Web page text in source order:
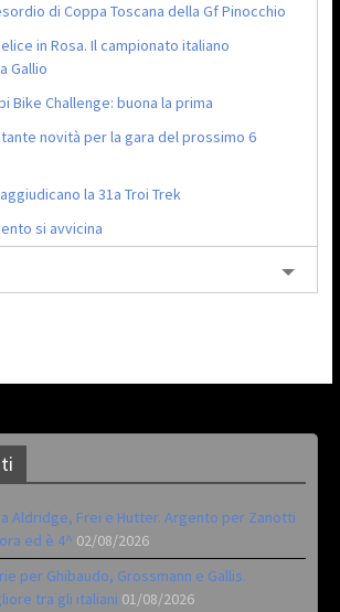
di Coppa Toscana della Gf Pinocchio
in Rosa. Il campionato italiano
Gallio
Bike Challenge: buona la prima
novità per la gara del prossimo 6
la 31a Troi Trek
si avvicina
Aldridge, Frei e Hutter. Argento per Zanotti
ed è 4^ 02/08/2026
per Ghibaudo, Grossmann e Gallis.
tra gli italiani 01/08/2026